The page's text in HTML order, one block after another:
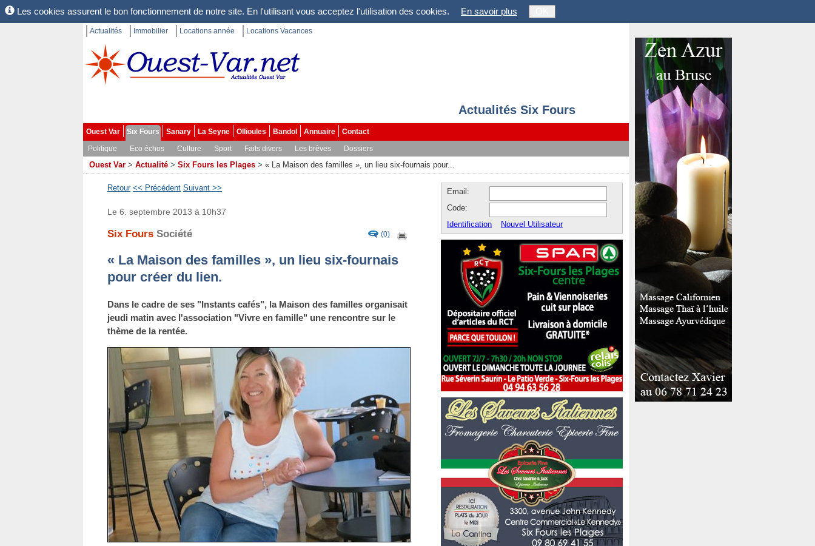
Les cookies assurent le bon fonctionnement de notre site. En l'utilisant vous acceptez l'utilisation des cookies. En savoir plus
Actualités Immobilier Locations année Locations Vacances
Actualités Six Fours
Ouest Var Six Fours Sanary La Seyne Ollioules Bandol Annuaire
Contact
Politique
Eco échos Culture Sport Faits divers Les brèves Dossiers
Ouest Var > Actualité > Six Fours les Plages > « La Maison des familles », un lieu six-fournais pour...
Retour << Précédent Suivant >>
(0)
Le 6. septembre 2013 à 10h37
Six Fours Société
« La Maison des familles », un lieu six-fournais
pour créer du lien.
Dans le cadre de ses "Instants cafés", la Maison des familles organisait
jeudi matin avec l'association "Vivre en famille" une rencontre sur le
thème de la rentée.
Email:
Code:
Identification
Nouvel Utilisateur